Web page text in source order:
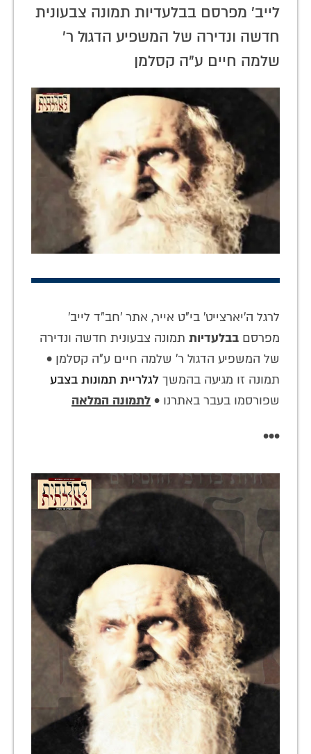
לייב' מפרסם בבלעדיות תמונה צבעונית
חדשה ונדירה של המשפיע הדגול ר'
שלמה חיים ע"ה קסלמן
לרגל ה'יארצייט' בי"ט אייר, אתר 'חב"ד לייב'
מפרסם בבלעדיות תמונה צבעונית חדשה ונדירה
של המשפיע הדגול ר' שלמה חיים ע"ה קסלמן •
תמונה זו מגיעה בהמשך לגלריית תמונות בצבע
שפורסמו בעבר באתרנו • לתמונה המלאה
•••